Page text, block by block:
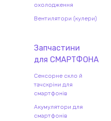
охолодження
Вентилятори (кулери)
Запчастини
для СМАРТФОНА
Сенсорне скло й
тачскріни для
смартфонів
Акумулятори для
смартфонів